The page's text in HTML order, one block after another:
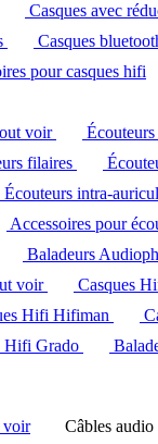
Casques avec
Casques
pour casques hifi
voir
filaires
Écouteurs intra-
Accessoires pour
Baladeurs
voir Casques
Hifi Hifiman
Hifi Grado
voir
Câbles audio